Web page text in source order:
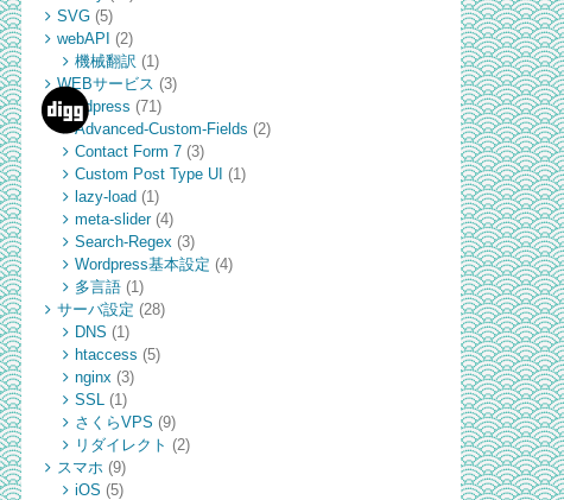
SVG(5)
webAPI
(2)
機械翻訳 (1)
WEBサービス (3)
Wordpress (71)
Advanced-Custom-Fields (2)
Contact Form 7(3)
Custom Post Type UI (1)
lazy-load (1)
meta-slider(4)
Search-Regex (3)
Wordpress基本設定 (4)
多言語(1)
サーバ設定 (28)
DNS (1)
htaccess (5)
nginx (3)
SSL
(1)
さくらVPS (9)
リダイレクト (2)
スマホ (9)
iOS (5)